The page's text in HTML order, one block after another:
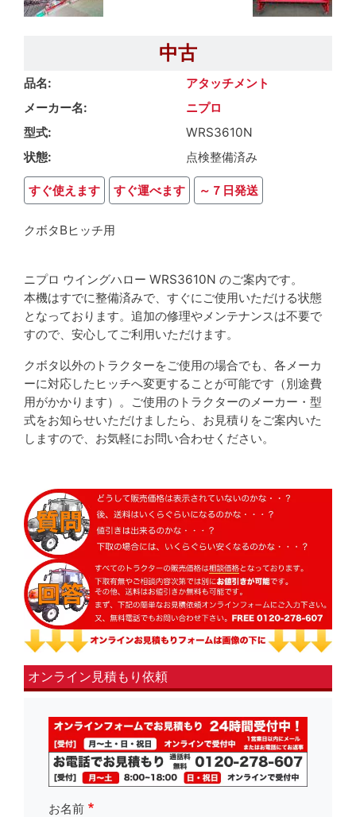
中古
品名
アタッチメント
メーカー名
ニプロ
型式
WRS3610N
状態
点検整備済み
すぐ使えます すぐ運べます ～７日発送
クボタBヒッチ用
ニプロ ウイングハロー WRS3610N のご案内です。
本機はすでに整備済みで、すぐにご使用いただける状態
となっております。追加の修理やメンテナンスは不要で
すので、安心してご利用いただけます。
クボタ以外のトラクターをご使用の場合でも、各メーカ
ーに対応したヒッチへ変更することが可能です（別途費
用がかかります）。ご使用のトラクターのメーカー・型
式をお知らせいただけましたら、お見積りをご案内いた
しますので、お気軽にお問い合わせください。
オンライン見積もり依頼
fsLeft
お名前